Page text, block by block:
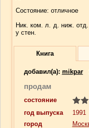
Состояние: отличное
Ник. ком. л. д. ниж.
у стен.
Книга
добавил(a): mikpar
продам
состояние
год выпуска
1991
город